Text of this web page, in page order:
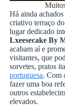
Há ainda
criativo terraço do
lugar dedicado
Lxeesecake By
acabam aí e
visitantes, que
sorvetes, pratos
portuguesa. Com
fazer uma boa
outros
elevados.